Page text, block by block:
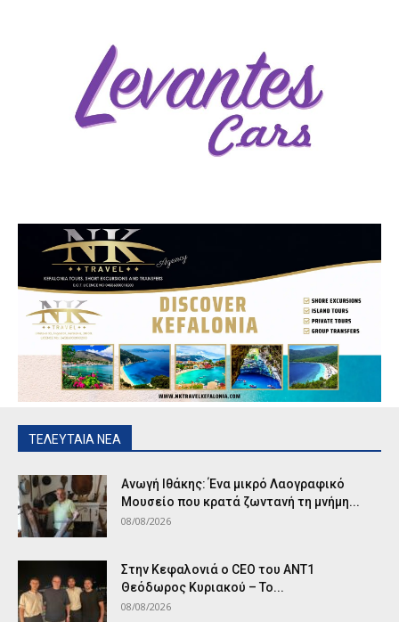
ΤΕΛΕΥΤΑΙΑ ΝΕΑ
Ανωγή Ιθάκης: Ένα μικρό Λαογραφικό
Μουσείο που κρατά ζωντανή τη μνήμη...
08/08/2026
Στην Κεφαλονιά ο CEO του ANT1
Θεόδωρος Κυριακού – Το...
08/08/2026